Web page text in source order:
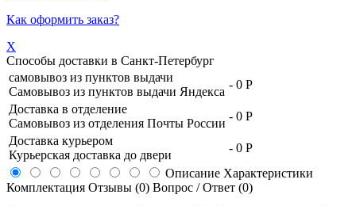
Как оформить заказ?
X
Способы доставки в Санкт-Петербург
самовывоз из пунктов выдачи
Самовывоз из пунктов выдачи Яндекса
- 0 Р
Доставка в отделение
Самовывоз из отделения Почты России
- 0 Р
Доставка курьером
Курьерская доставка до двери
- 0 Р
Описание Характеристики
Комплектация Отзывы (0) Вопрос / Ответ (0)